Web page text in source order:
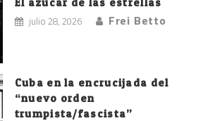
julio 28, 2026 Frei Betto
Cuba en la encrucijada del
“nuevo orden
trumpista/fascista”